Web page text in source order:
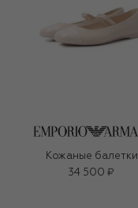
Кожаные балетки
34 500 ₽